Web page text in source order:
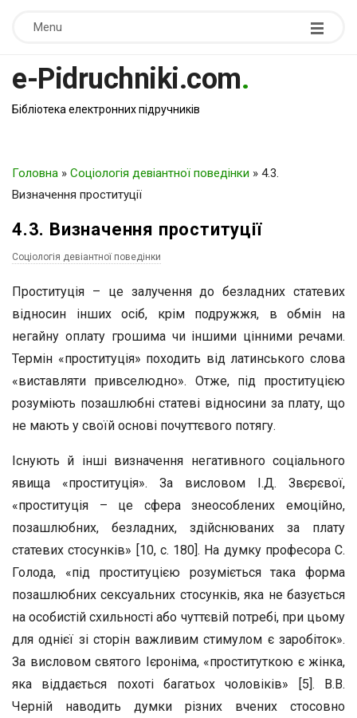
Menu
e-Pidruchniki.com.
Бібліотека електронних підручників
Головна » Соціологія девіантної поведінки » 4.3.
Визначення проституції
4.3. Визначення проституції
Соціологія девіантної поведінки
Проституція – це залучення до безладних статевих
відносин інших осіб, крім подружжя, в обмін на
негайну оплату грошима чи іншими цінними речами.
Термін «проституція» походить від латинського слова
«виставляти привселюдно». Отже, під проституцією
розуміють позашлюбні статеві відносини за плату, що
не мають у своїй основі почуттєвого потягу.
Існують й інші визначення негативного соціального
явища «проституція». За висловом І.Д. Звєрєвої,
«проституція – це сфера знеособлених емоційно,
позашлюбних, безладних, здійснюваних за плату
статевих стосунків» [10, с. 180]. На думку професора С.
Голода, «під проституцією розуміється така форма
позашлюбних сексуальних стосунків, яка не базується
на особистій схильності або чуттєвій потребі, при цьому
для однієї зі сторін важливим стимулом є заробіток».
За висловом святого Ієроніма, «проституткою є жінка,
яка віддається похоті багатьох чоловіків» [5]. В.В.
Черній наводить думки різних вчених стосовно